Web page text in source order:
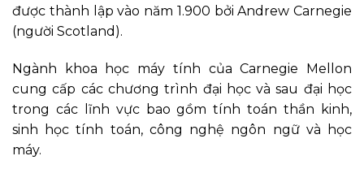
được thành lập vào năm 1.900 bởi Andrew Carnegie
(người Scotland).
Ngành khoa học máy tính của Carnegie Mellon
cung cấp các chương trình đại học và sau đại học
trong các lĩnh vực bao gồm tính toán thần kinh,
sinh học tính toán, công nghệ ngôn ngữ và học
máy.